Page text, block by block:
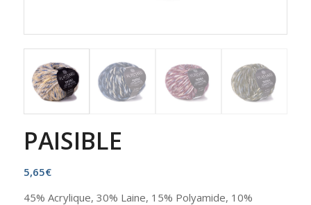
PAISIBLE
5,65€
45% Acrylique, 30% Laine, 15% Polyamide, 10%